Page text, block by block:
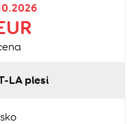
LA plesi